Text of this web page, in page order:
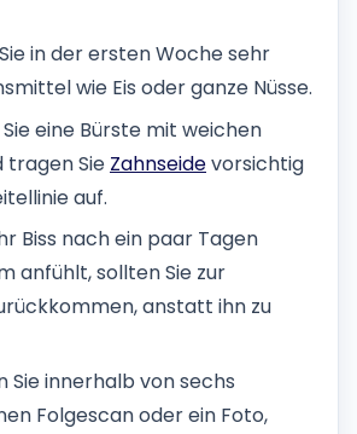
in der ersten Woche sehr
wie Eis oder ganze Nüsse.
eine Bürste mit weichen
tragen Sie Zahnseidevorsichtig
auf.
Biss nach ein paar Tagen
anfühlt, sollten Sie zur
anstatt ihn zu
Sie innerhalb von sechs
Folgescan oder ein Foto,